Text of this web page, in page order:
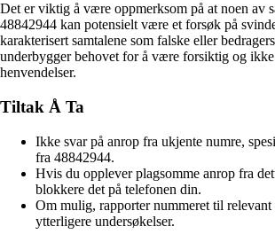
Det er viktig å være oppmerksom på at noen av
48842944 kan potensielt være et forsøk på
karakterisert samtalene som falske eller
underbygger behovet for å være forsiktig og
henvendelser.
Tiltak Å Ta
Ikke svar på anrop fra ukjente numre,
fra 48842944.
Hvis du opplever plagsomme anrop fra
blokkere det på telefonen din.
Om mulig, rapporter nummeret til
ytterligere undersøkelser.